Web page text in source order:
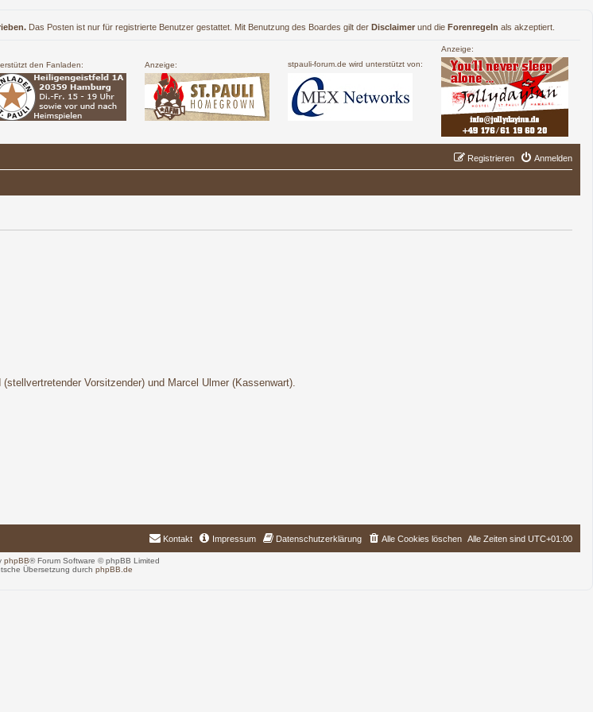
Das Posten ist nur für registrierte Benutzer gestattet. Mit Benutzung des Boardes gilt der Disclaimer und die Forenregeln als akzeptiert.
den Fanladen: Anzeige: stpauli-forum.de wird unterstützt von:
Anzeige:
Anmelden
Registrieren
Vorsitzender) und Marcel Ulmer (Kassenwart).
Alle Zeiten sind UTC+01:00
Alle Cookies löschen
Datenschutzerklärung
Impressum
Kontakt
phpBB® Forum Software © phpBB Limited
Übersetzung durch phpBB.de